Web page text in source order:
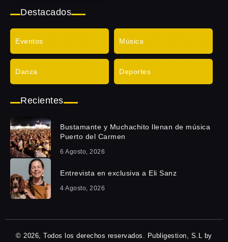
Destacados
Eventos Música
Danza Deportes
Recientes
Bustamante y Muchachito llenan de música
Puerto del Carmen
6 Agosto, 2026
Entrevista en exclusiva a Eli Sanz
4 Agosto, 2026
© 2026, Todos los derechos reservados. Publigestion, S.L by